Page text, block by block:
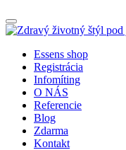
Essens shop
Registrácia
Infomíting
O NÁS
Referencie
Blog
Zdarma
Kontakt